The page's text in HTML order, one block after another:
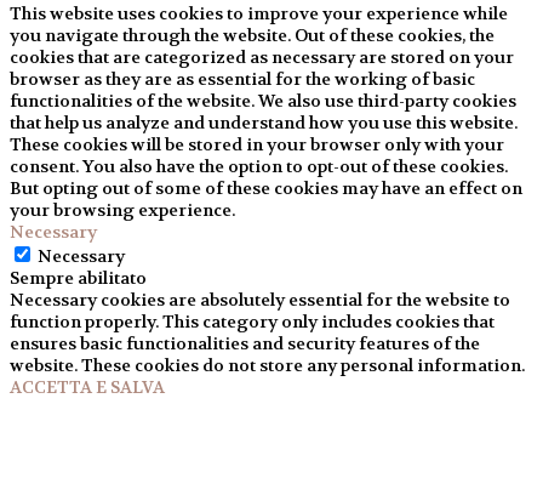
This website uses cookies to improve your experience while
you navigate through the website. Out of these cookies, the
cookies that are categorized as necessary are stored on your
browser as they are as essential for the working of basic
functionalities of the website. We also use third-party cookies
that help us analyze and understand how you use this website.
These cookies will be stored in your browser only with your
consent. You also have the option to opt-out of these cookies.
But opting out of some of these cookies may have an effect on
your browsing experience.
Necessary
Necessary
Sempre abilitato
Necessary cookies are absolutely essential for the website to
function properly. This category only includes cookies that
ensures basic functionalities and security features of the
website. These cookies do not store any personal information.
ACCETTA E SALVA